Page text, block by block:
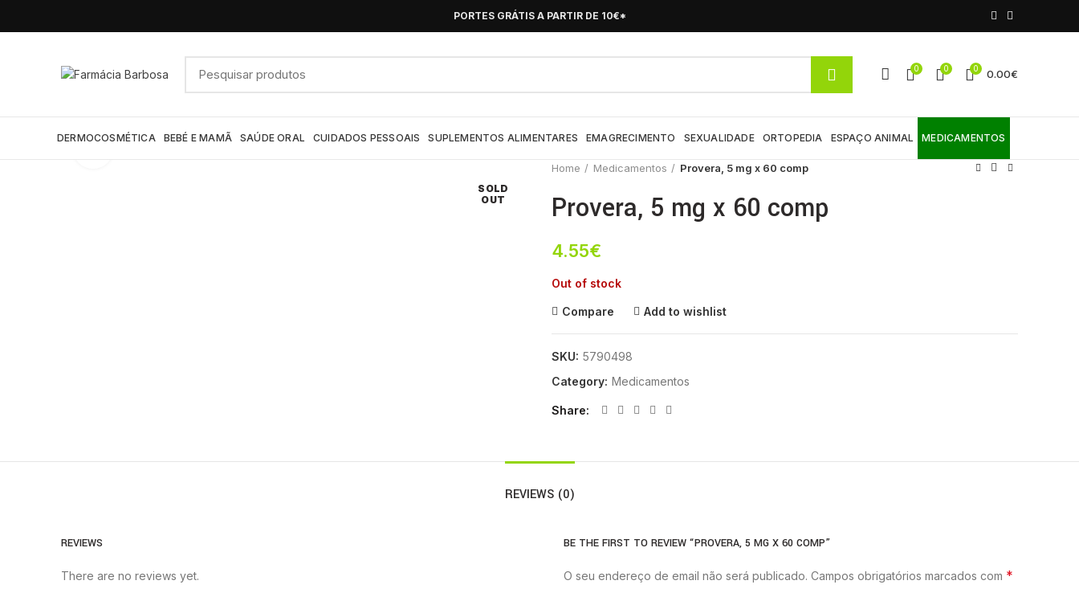
PORTES GRÁTIS A PARTIR DE 10€*
0 0 0 0.00€
DERMOCOSMÉTICA BEBÉ E MAMÃ SAÚDE ORAL CUIDADOS PESSOAIS SUPLEMENTOS ALIMENTARES EMAGRECIMENTO SEXUALIDADE ORTOPEDIA ESPAÇO ANIMAL MEDICAMENTOS
SOLD
OUT
Home
Medicamentos Provera, 5 mg x 60 comp
Provera, 5 mg x 60 comp
4.55€
Out of stock
Compare Add to wishlist
SKU: 5790498
Category: Medicamentos
Share
REVIEWS (0)
REVIEWS
There are no reviews yet.
BE THE FIRST TO REVIEW “PROVERA, 5 MG X 60 COMP”
O seu endereço de email não será publicado. Campos obrigatórios marcados com *